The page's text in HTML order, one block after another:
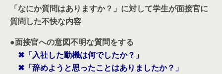
「なにか質問はありますか？」に対して学生が面接官に
質問した不快な内容
●面接官への意図不明な質問をする
✖ 「入社した動機は何でしたか？」
✖ 「辞めようと思ったことはありましたか？」